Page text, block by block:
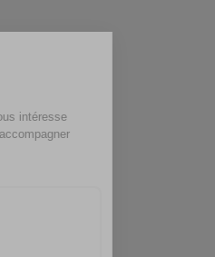
de ce site vous intéresse
bien vous accompagner
des cookies.